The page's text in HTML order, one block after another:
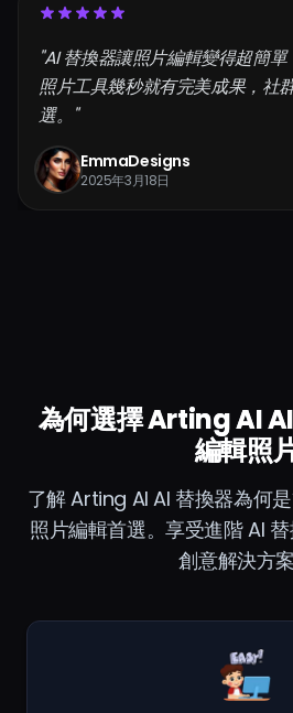
"AI 替換器讓照片編輯變得超簡單
照片工具幾秒就有完美成果，社
選。"
EmmaDesigns
2025年3月18日
為何選擇 Arting AI
編輯照
了解 Arting AI AI 替換器為何
照片編輯首選。享受進階 AI
創意解決方案